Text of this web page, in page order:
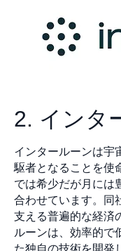
2. インタ
インタールーンは宇
駆者となることを使
では希少だが月には
合わせています。同
支える普遍的な経済
ルーンは、効率的で
た独自の技術を開発